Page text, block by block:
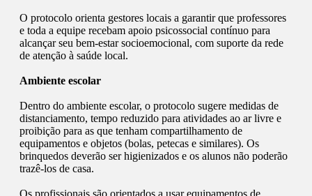
​O protocolo orienta gestores locais a garantir que professores
e toda a equipe recebam apoio psicossocial contínuo para
alcançar seu bem-estar socioemocional, com suporte da rede
de atenção à saúde local.
Ambiente escolar
​Dentro do ambiente escolar, o protocolo sugere medidas de
distanciamento, tempo reduzido para atividades ao ar livre e
proibição para as que tenham compartilhamento de
equipamentos e objetos (bolas, petecas e similares). Os
brinquedos deverão ser higienizados e os alunos não poderão
trazê-los de casa.